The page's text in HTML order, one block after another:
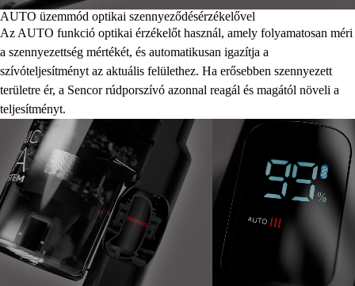
AUTO üzemmód optikai szennyeződésérzékelővel
Az AUTO funkció optikai érzékelőt használ, amely folyamatosan méri
a szennyezettség mértékét, és automatikusan igazítja a
szívóteljesítményt az aktuális felülethez. Ha erősebben szennyezett
területre ér, a Sencor rúdporszívó azonnal reagál és magától növeli a
teljesítményt.